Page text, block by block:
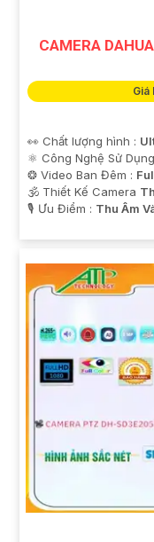
CAMERA
Giá
👀 Chất lượng hình :
⚛️ Công Nghệ Sử
❂ Video Ban Đêm :
🕉️ Thiết Kế Camera
️🎙 Ưu Điểm : Thu Âm